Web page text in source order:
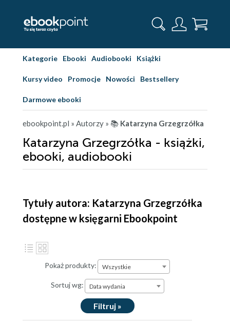
Kategorie Ebooki Audiobooki Książki
Kursy video Promocje Nowości Bestsellery
Darmowe ebooki
ebookpoint.pl » Autorzy » 📚 Katarzyna Grzegrzółka
Katarzyna Grzegrzółka - książki,
ebooki, audiobooki
Tytuły autora: Katarzyna Grzegrzółka
dostępne w księgarni Ebookpoint
Pokaż produkty: Wszystkie
Sortuj wg: Data wydania
Filtruj »